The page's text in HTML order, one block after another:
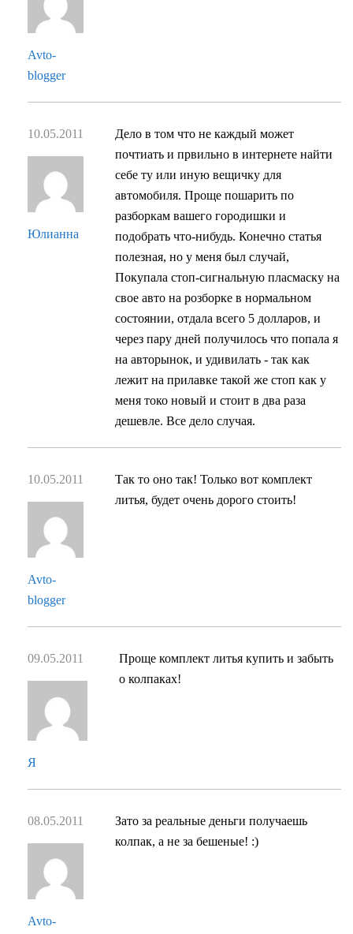
Avto-
blogger
10.05.2011
Юлианна
Дело в том что не каждый может
почтиать и првильно в интернете найти
себе ту или иную вещичку для
автомобиля. Проще пошарить по
разборкам вашего городишки и
подобрать что-нибудь. Конечно статья
полезная, но у меня был случай,
Покупала стоп-сигнальную пласмаску на
свое авто на розборке в нормальном
состоянии, отдала всего 5 долларов, и
через пару дней получилось что попала я
на авторынок, и удивилать - так как
лежит на прилавке такой же стоп как у
меня токо новый и стоит в два раза
дешевле. Все дело случая.
10.05.2011
Avto-
blogger
Так то оно так! Только вот комплект
литья, будет очень дорого стоить!
09.05.2011
Я
Проще комплект литья купить и забыть
о колпаках!
08.05.2011
Avto-
Зато за реальные деньги получаешь
колпак, а не за бешеные! :)